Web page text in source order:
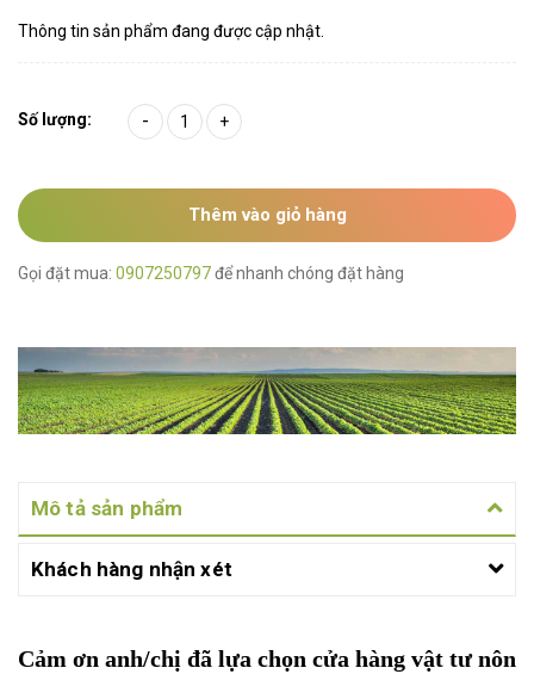
Thông tin sản phẩm đang được cập nhật.
Số lượng: - +
Thêm vào giỏ hàng
Gọi đặt mua: 0907250797để nhanh chóng đặt hàng
Mô tả sản phẩm
Khách hàng nhận xét
Cảm ơn anh/chị đã lựa chọn cửa hàng vật tư